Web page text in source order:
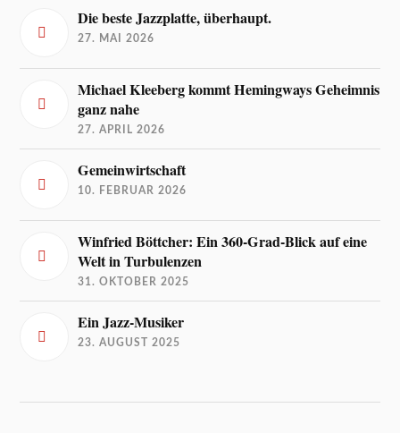
Die beste Jazzplatte, überhaupt.
27. MAI 2026
Michael Kleeberg kommt Hemingways Geheimnis
ganz nahe
27. APRIL 2026
Gemeinwirtschaft
10. FEBRUAR 2026
Winfried Böttcher: Ein 360-Grad-Blick auf eine
Welt in Turbulenzen
31. OKTOBER 2025
Ein Jazz-Musiker
23. AUGUST 2025